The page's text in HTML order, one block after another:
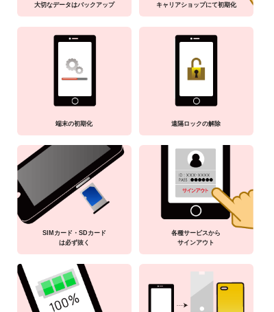
大切なデータはバックアップ
キャリアショップにて初期化
端末の初期化 遠隔ロックの解除
SIMカード・SDカード
は必ず抜く
各種サービスから
サインアウト